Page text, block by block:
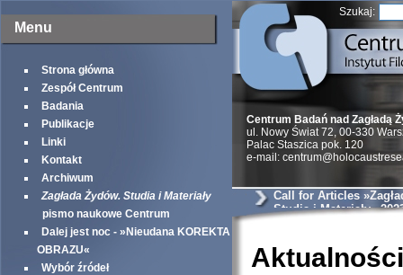
Menu
Strona główna
Zespół Centrum
Badania
Publikacje
Linki
Kontakt
Archiwum
Zagłada Żydów. Studia i Materiały
pismo naukowe Centrum
Dalej jest noc - »Nieudana KOREKTA
OBRAZU«
Wybór źródeł
Szukaj:
Centrum Badań nad Zagładą
ul. Nowy Świat 72, 00-330
Palac Staszica pok. 120
e-mail:
Call for Articles
Studia i Materiały«
Aktualności